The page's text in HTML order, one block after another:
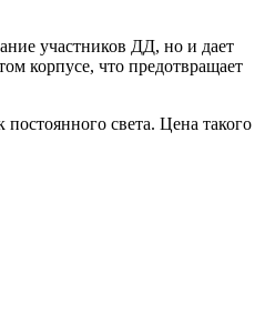
участников ДД, но и дает
корпусе, что предотвращает
света. Цена такого